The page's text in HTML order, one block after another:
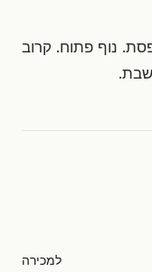
107 מ"ר + מרפסת. נוף פתוח. קרוב
שבת.
למכירה